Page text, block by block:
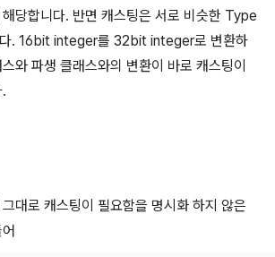
당합니다. 반면 캐스팅은 서로 비슷한 Type
다. 16bit integer를 32bit integer로 변환하
와 파생 클래스와의 변환이 바로 캐스팅이
대로 캐스팅이 필요함을 명시화 하지 않은